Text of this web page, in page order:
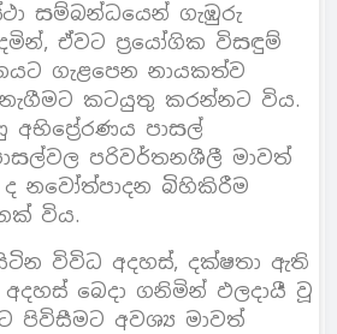
සම්බන්ධයෙන් ගැඹුරු
ඒවට ප්‍රයෝගික විසඳුම්
ගැළපෙන නායකත්ව
කටයුතු කරන්නට විය.
අභිප්‍රේරණය පාසල්
පරිවර්තනශීලී මාවත්
ද නවෝත්පාදන බිහිකිරීම
විය.
විවිධ අදහස්, දක්ෂතා ඇති
බෙදා ගනිමින් ඵලදායී වූ
පිවිසීමට අවශ්‍ය මාවත්